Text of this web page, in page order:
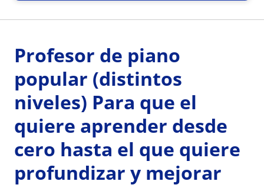
Profesor de piano
popular (distintos
niveles) Para que el
quiere aprender desde
cero hasta el que quiere
profundizar y mejorar